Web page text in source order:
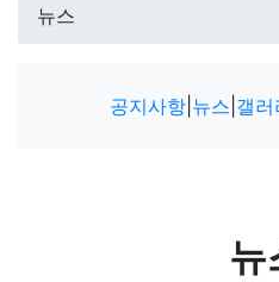
뉴스
공지사항| 뉴스 갤러
뉴